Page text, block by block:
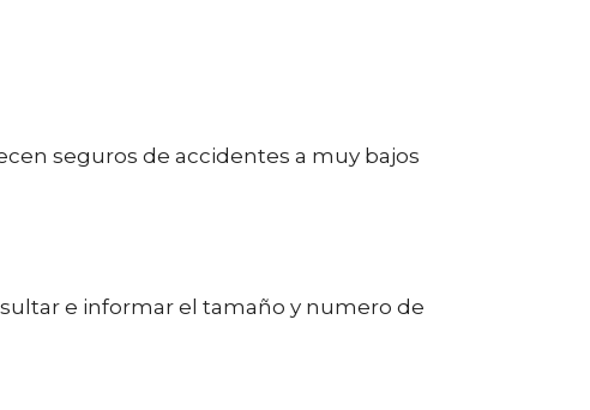
seguros de accidentes a muy bajos
e informar el tamaño y numero de